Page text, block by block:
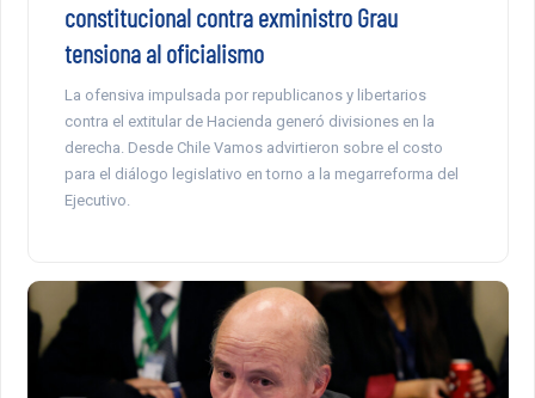
constitucional contra exministro Grau
tensiona al oficialismo
La ofensiva impulsada por republicanos y libertarios
contra el extitular de Hacienda generó divisiones en la
derecha. Desde Chile Vamos advirtieron sobre el costo
para el diálogo legislativo en torno a la megarreforma del
Ejecutivo.